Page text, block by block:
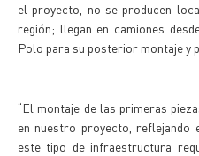
el proyecto, no se producen
región; llegan en camiones
Polo para su posterior montaje y
“El montaje de las primeras
en nuestro proyecto, reflejando
este tipo de infraestructura